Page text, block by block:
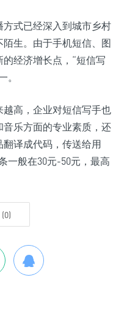
式已经深入到城市乡村
生。由于手机短信、图
经济增长点，“短信写
。
高，企业对短信写手也
乐方面的专业素质，还
译成代码，传送给用
一般在30元-50元，最高
(0)